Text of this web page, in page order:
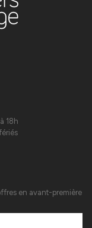
18h
en avant-première